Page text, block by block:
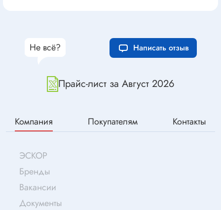
Прайс-лист за Август 2026
Не всё? Написать отзыв
Компания Покупателям Контакты
ЭСКОР
Бренды
Вакансии
Документы